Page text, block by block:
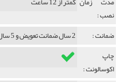
نصب :
ضمانت :
2 سال ضمانت تعویض و 5 سال ضمانت ماندگاری
چاپ
اکوسالونت :